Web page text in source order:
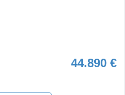
44.890 €